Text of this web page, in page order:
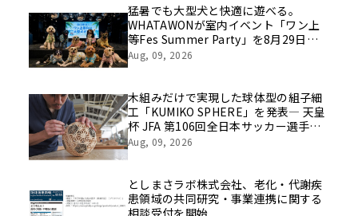
像を公開！
猛暑でも大型犬と快適に遊べる。
WHATAWONが室内イベント「ワン上
等Fes Summer Party」を8月29日開
催
Aug, 09, 2026
木組みだけで実現した球体型の組子細
工「KUMIKO SPHERE」を発表― 天皇
杯 JFA 第106回全日本サッカー選手権
大会の公式ビジュアルにも採用 ―
Aug, 09, 2026
としまさラボ株式会社、老化・代謝疾
患領域の共同研究・事業連携に関する
相談受付を開始